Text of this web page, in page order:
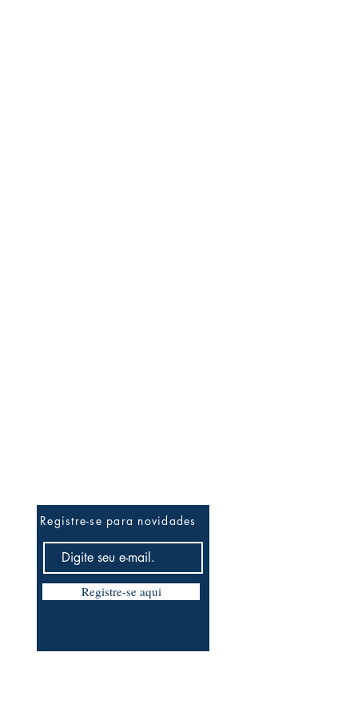
Registre-se para novidades
Registre-se aqui